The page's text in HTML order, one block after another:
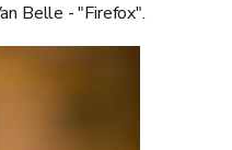
Belle - "Firefox".